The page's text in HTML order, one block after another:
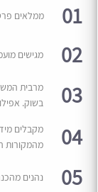
01 ממלאים
02 מגישים
03
מרבית
בשוק.
04
מקבלים
מהמקורות
05 נהנים